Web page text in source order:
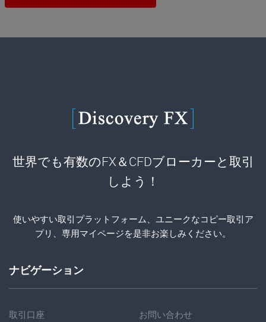
世界でも有数のFX＆CFDブローカーと取引
しよう！
使いやすい取引プラットフォーム、ユニークなコピー取引ア
プリ、専用マイページを是非お楽しみください。
ナビゲーション
取引口座 お問い合わせ